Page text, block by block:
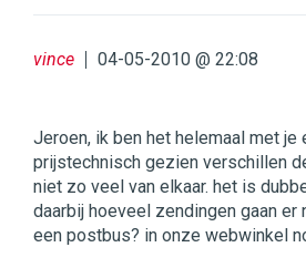
vince 04-05-2010 @ 22:08
Jeroen, ik ben het helemaal met je
prijstechnisch gezien verschillen
niet zo veel van elkaar. het is
daarbij hoeveel zendingen gaan er
een postbus? in onze webwinkel